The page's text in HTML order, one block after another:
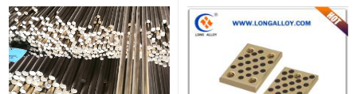
铝合金ADC12 24,100—24,300 100
铸造铝合金锭(ZL102) 24,100—24,300 24,200